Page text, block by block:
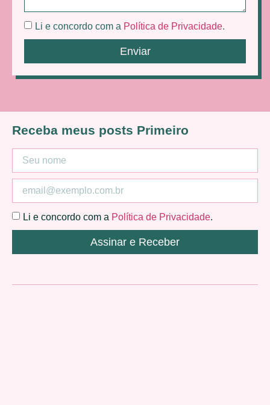
Li e concordo com a Política de Privacidade.
Enviar
Receba meus posts Primeiro
Li e concordo com a Política de Privacidade.
Assinar e Receber